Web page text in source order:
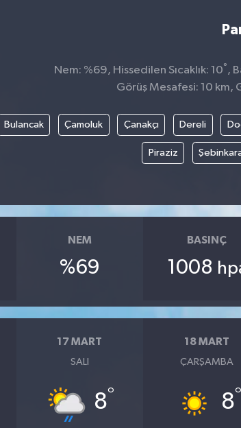
Nem: %69, Hissedilen Sıcaklık: 10° ,
Görüş Mesafesi: 10 km,
Bulancak Çamoluk Çanakçı Dereli
Piraziz
NEM
%69
BASINÇ
1008
17 MART
SALI
8°
18 MART
ÇARŞAMBA
8°